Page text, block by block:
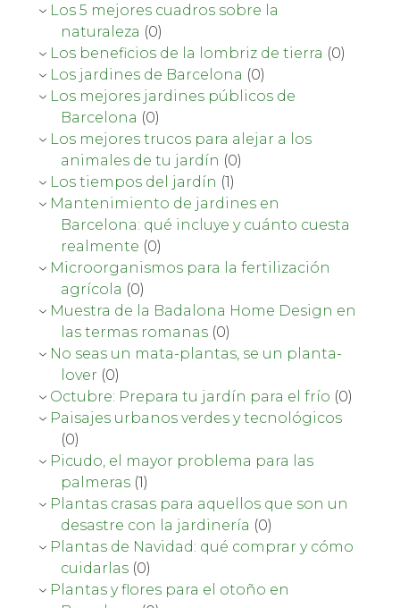
Los 5 mejores cuadros sobre la
naturaleza (0)
Los beneficios de la lombriz de tierra (0)
Los jardines de Barcelona (0)
Los mejores jardines públicos de
Barcelona (0)
Los mejores trucos para alejar a los
animales de tu jardín (0)
Los tiempos del jardín (1)
Mantenimiento de jardines en
Barcelona: qué incluye y cuánto cuesta
realmente (0)
Microorganismos para la fertilización
agrícola (0)
Muestra de la Badalona Home Design en
las termas romanas (0)
No seas un mata-plantas, se un planta-
lover (0)
Octubre: Prepara tu jardín para el frío (0)
Paisajes urbanos verdes y tecnológicos
(0)
Picudo, el mayor problema para las
palmeras (1)
Plantas crasas para aquellos que son un
desastre con la jardinería (0)
Plantas de Navidad: qué comprar y cómo
cuidarlas (0)
Plantas y flores para el otoño en